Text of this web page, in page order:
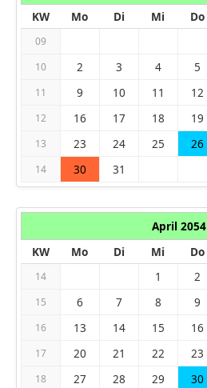
KW
Mo Di Mi Do
09
10 2 3 4 5
11 9 10 11 12
12 16 17 18 19
13 23 24 25 26
14 30 31
April 2054
KW
Mo Di Mi Do
14 1 2
15 6 7 8 9
16 13 14 15 16
17 20 21 22 23
18 27 28 29 30